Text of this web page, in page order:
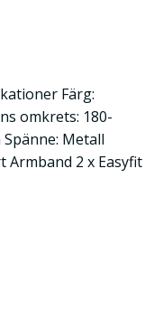
Färg:
omkrets: 180-
Metall
Armband 2 x Easyfit